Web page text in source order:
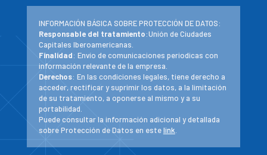
INFORMACIÓN BÁSICA SOBRE PROTECCIÓN DE DATOS:
Responsable del tratamiento:Unión de Ciudades
Capitales Iberoamericanas.
Finalidad: Envío de comunicaciones periodicas con
información relevante de la empresa.
Derechos: En las condiciones legales, tiene derecho a
acceder, rectificar y suprimir los datos, a la limitación
de su tratamiento, a oponerse al mismo y a su
portabilidad.
Puede consultar la información adicional y detallada
sobre Protección de Datos en estelink